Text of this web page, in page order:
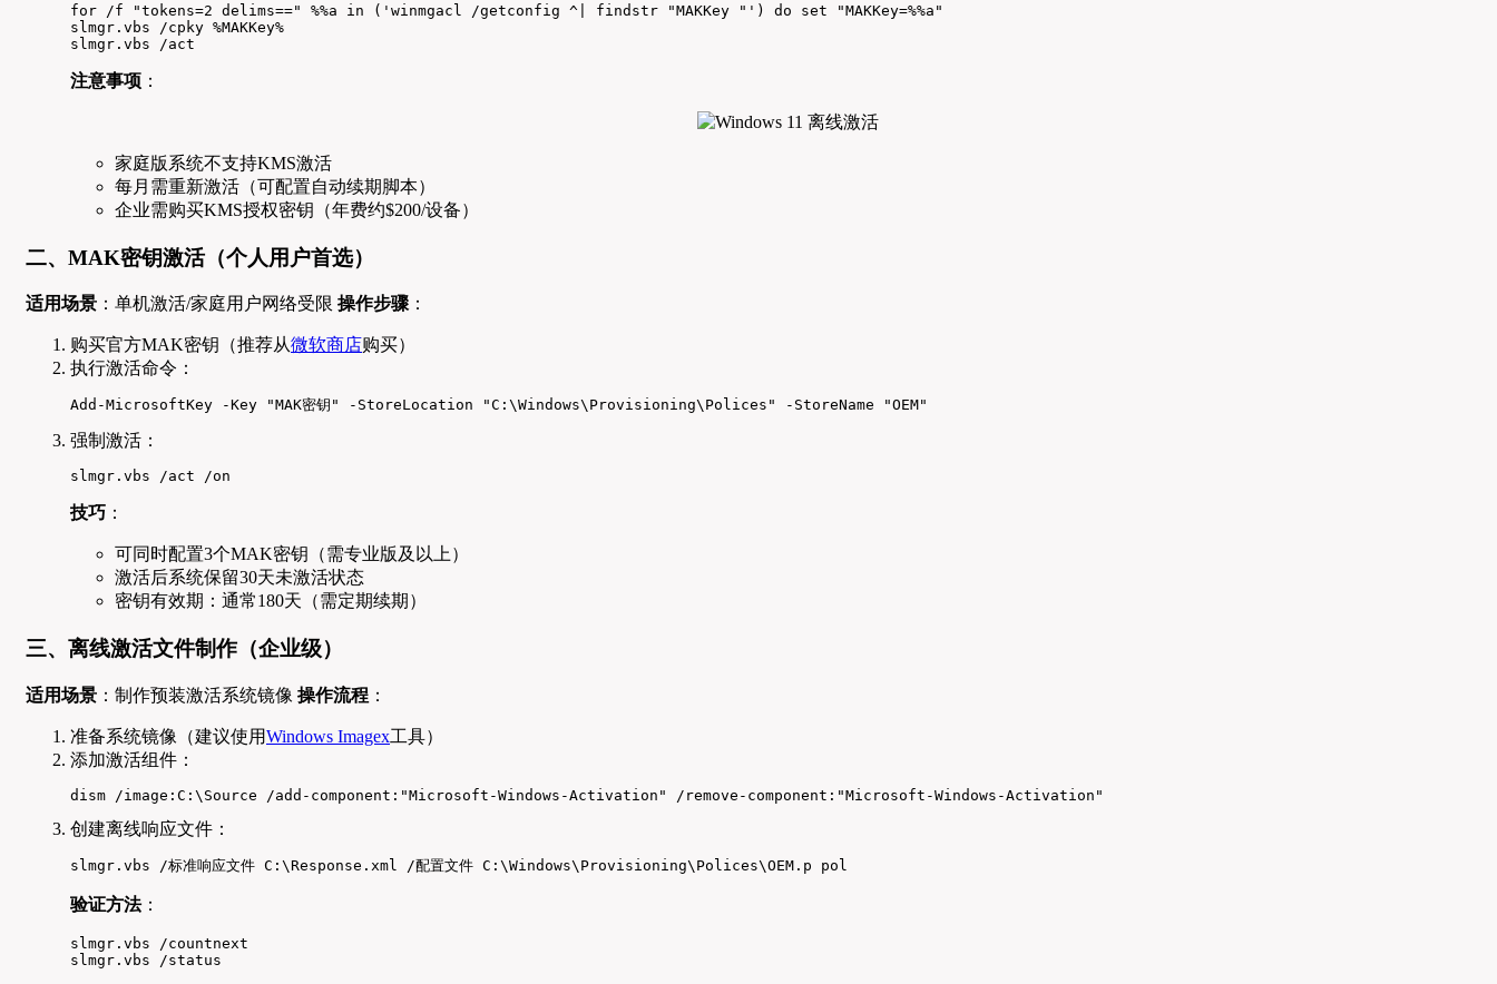
for /f "tokens=2 delims==" %%a in ('winmgacl /getconfig ^| findstr "MAKKey "') do set "MAKKey=%%a"
slmgr.vbs /cpky %MAKKey%
slmgr.vbs /act
注意事项 ：
家庭版系统不支持KMS激活
每月需重新激活（可配置自动续期脚本）
企业需购买KMS授权密钥（年费约$200/设备）
二、MAK密钥激活（个人用户首选）
适用场景 ：单机激活/家庭用户网络受限 操作步骤：
购买官方MAK密钥（推荐从微软商店购买）
执行激活命令：
Add-MicrosoftKey -Key "MAK密钥" -StoreLocation "C:\Windows\Provisioning\Polices" -StoreName "OEM"
强制激活：
slmgr.vbs /act /on
技巧 ：
可同时配置3个MAK密钥（需专业版及以上）
激活后系统保留30天未激活状态
密钥有效期：通常180天（需定期续期）
三、离线激活文件制作（企业级）
适用场景 ：制作预装激活系统镜像 操作流程 ：
准备系统镜像（建议使用Windows Imagex工具）
添加激活组件：
dism /image:C:\Source /add-component:"Microsoft-Windows-Activation" /remove-component:"Microsoft-Windows-Activation"
创建离线响应文件：
slmgr.vbs /标准响应文件 C:\Response.xml /配置文件 C:\Windows\Provisioning\Polices\OEM.p pol
验证方法：
slmgr.vbs /countnext
slmgr.vbs /status